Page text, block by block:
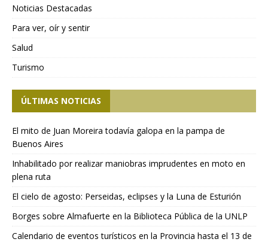
Noticias Destacadas
Para ver, oír y sentir
Salud
Turismo
ÚLTIMAS NOTICIAS
El mito de Juan Moreira todavía galopa en la pampa de
Buenos Aires
Inhabilitado por realizar maniobras imprudentes en moto en
plena ruta
El cielo de agosto: Perseidas, eclipses y la Luna de Esturión
Borges sobre Almafuerte en la Biblioteca Pública de la UNLP
Calendario de eventos turísticos en la Provincia hasta el 13 de